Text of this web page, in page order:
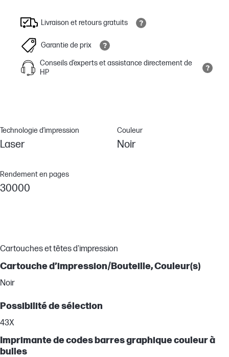
Livraison et retours gratuits
Garantie de prix
Conseils d’experts et assistance directement de
HP
Technologie d’impression
Laser
Couleur
Noir
Rendement en pages
30000
Cartouches et têtes d'impression
Cartouche d’impression/Bouteille, Couleur(s)
Noir
Possibilité de sélection
43X
Imprimante de codes barres graphique couleur à
bulles